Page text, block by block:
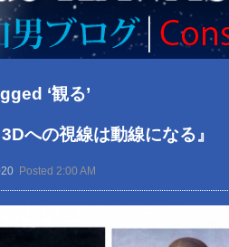
‘観る’
3Dへの視線は動線になる』
Posted 2:00 AM